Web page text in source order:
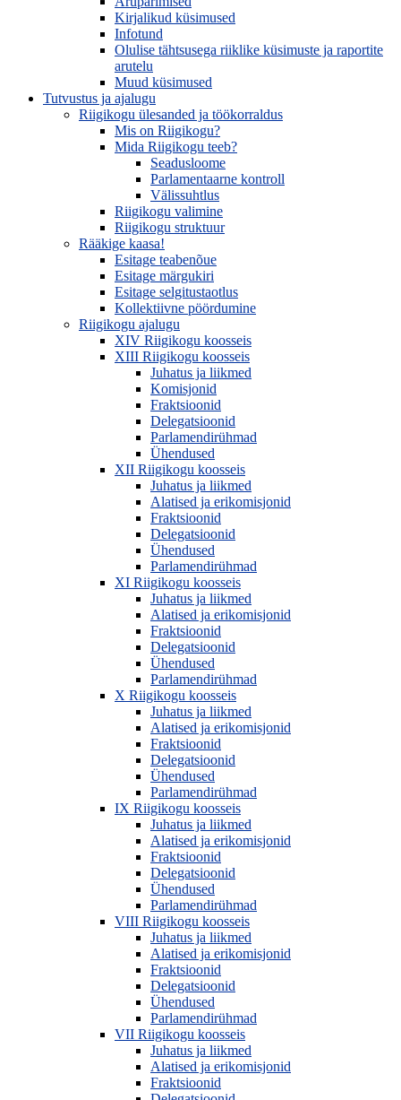
Kirjalikud küsimused
Infotund
Olulise tähtsusega riiklike küsimuste ja raportite
arutelu
Muud küsimused
Tutvustus ja ajalugu
Riigikogu ülesanded ja töökorraldus
Mis on Riigikogu?
Mida Riigikogu teeb?
Seadusloome
Parlamentaarne kontroll
Välissuhtlus
Riigikogu valimine
Riigikogu struktuur
Rääkige kaasa!
Esitage teabenõue
Esitage märgukiri
Esitage selgitustaotlus
Kollektiivne pöördumine
Riigikogu ajalugu
XIV Riigikogu koosseis
XIII Riigikogu koosseis
Juhatus ja liikmed
Komisjonid
Fraktsioonid
Delegatsioonid
Parlamendirühmad
Ühendused
XII Riigikogu koosseis
Juhatus ja liikmed
Alatised ja erikomisjonid
Fraktsioonid
Delegatsioonid
Ühendused
Parlamendirühmad
XI Riigikogu koosseis
Juhatus ja liikmed
Alatised ja erikomisjonid
Fraktsioonid
Delegatsioonid
Ühendused
Parlamendirühmad
X Riigikogu koosseis
Juhatus ja liikmed
Alatised ja erikomisjonid
Fraktsioonid
Delegatsioonid
Ühendused
Parlamendirühmad
IX Riigikogu koosseis
Juhatus ja liikmed
Alatised ja erikomisjonid
Fraktsioonid
Delegatsioonid
Ühendused
Parlamendirühmad
VIII Riigikogu koosseis
Juhatus ja liikmed
Alatised ja erikomisjonid
Fraktsioonid
Delegatsioonid
Ühendused
Parlamendirühmad
VII Riigikogu koosseis
Juhatus ja liikmed
Alatised ja erikomisjonid
Fraktsioonid